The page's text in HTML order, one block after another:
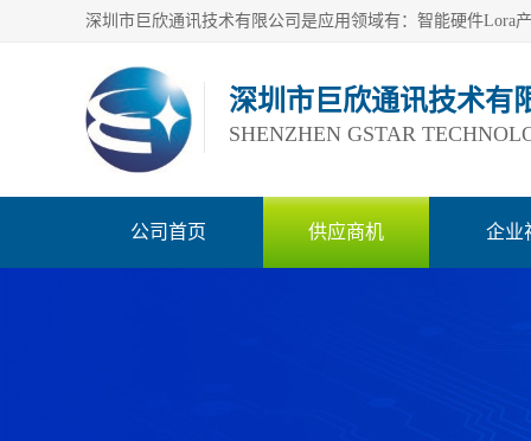
深圳市巨欣通讯技术有
SHENZHEN GSTAR
公司首页 供应商机 企业